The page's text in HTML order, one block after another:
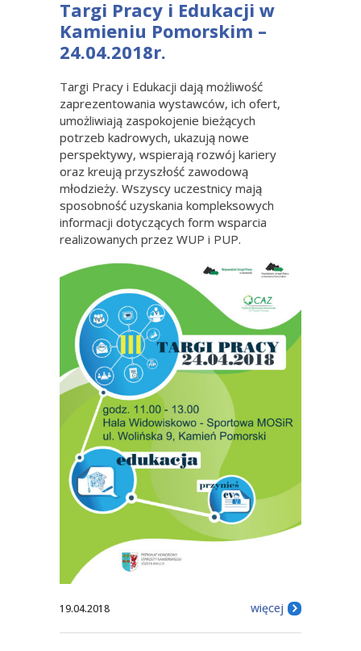
Targi Pracy i Edukacji w
Kamieniu Pomorskim –
24.04.2018r.
Targi Pracy i Edukacji dają możliwość
zaprezentowania wystawców, ich ofert,
umożliwiają zaspokojenie bieżących
potrzeb kadrowych, ukazują nowe
perspektywy, wspierają rozwój kariery
oraz kreują przyszłość zawodową
młodzieży. Wszyscy uczestnicy mają
sposobność uzyskania kompleksowych
informacji dotyczących form wsparcia
realizowanych przez WUP i PUP.
19.04.2018 więcej